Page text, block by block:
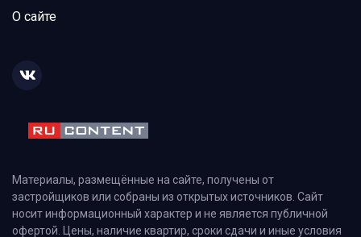
О сайте
Материалы, размещённые на сайте, получены от
застройщиков или собраны из открытых источников. Сайт
носит информационный характер и не является публичной
офертой. Цены, наличие квартир, сроки сдачи и иные условия